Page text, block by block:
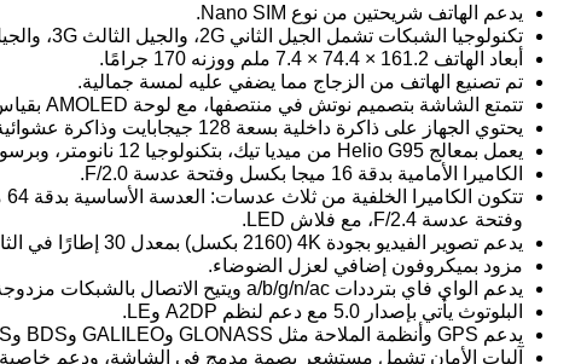
يدعم الهاتف شريحتين من نوع Nano SIM.
تكنولوجيا الشبكات تشمل الجيل الثاني 2G، والجيل الثالث 3G، والجيل الرابع 4G.
أبعاد الهاتف 161.2 × 74.4 × 7.4 ملم ووزنه 170 جرامًا.
تم تصنيع الهاتف من الزجاج مما يضفي عليه لمسة جمالية.
تتمتع الشاشة بتصميم نوتش في منتصفها، مع لوحة AMOLED بقياس 6.44 بوصة، ودقة 1080 × 2400 بكسل، وكثافة بكسلات تصل إلى 409 بكسل لكل بوصة، كما تدعم خاصية HDR10.
يحتوي الجهاز على ذاكرة داخلية بسعة 128 جيجابايت وذاكرة عشوائية 8 جيجابايت، مع إمكانية زيادة سعة التخزين عبر بطاقة microSD.
يعمل بمعالج Helio G95 من ميديا تيك، بتكنولوجيا 12 نانومتر، وبرسوميات Mali-G76 MC4، وهو المعالج ذاته المستخدم في Xiaomi Redmi Note 10S وInfinix Note 10 Pro.
الكاميرا الأمامية بدقة 16 ميجا بكسل وفتحة عدسة F/2.0.
وفتحة عدسة F/2.4، مع فلاش LED.
يدعم تصوير الفيديو بجودة 4K (2160 بكسل) بمعدل 30 إطارًا في الثانية، كما يدعم التصوير بدقة FHD (1080 بكسل) بمعدلات 30 و60 إطارًا في الثانية.
مزود بميكروفون إضافي لعزل الضوضاء.
يدعم الواي فاي بترددات a/b/g/n/ac ويتيح الاتصال بالشبكات مزدوجة النطاق.
البلوتوث يأتي بإصدار 5.0 مع دعم لنظم A2DP وLE.
يدعم GPS وأنظمة الملاحة مثل GLONASS وGALILEO وBDS وQZSS.
آليات الأمان تشمل مستشعر بصمة مدمج في الشاشة، ودعم خاصية